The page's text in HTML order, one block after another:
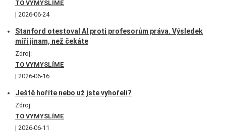
TO VYMYSLÍME
2026-06-24
Stanford otestoval AI proti profesorům práva. Výsledek
míří jinam, než čekáte
Zdroj:
TO VYMYSLÍME
2026-06-16
Ještě hoříte nebo už jste vyhořeli?
Zdroj:
TO VYMYSLÍME
2026-06-11